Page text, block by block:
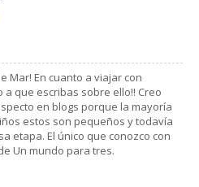
Mar! En cuanto a viajar con
a que escribas sobre ello!! Creo
en blogs porque la mayoría
estos son pequeños y todavía
etapa. El único que conozco con
Un mundo para tres.